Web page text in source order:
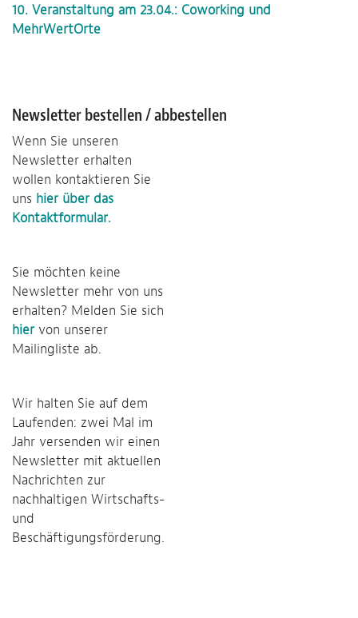
10. Veranstaltung am 23.04.: Coworking und
MehrWertOrte
Newsletter bestellen / abbestellen
Wenn Sie unseren
Newsletter erhalten
wollen kontaktieren Sie
uns hier über das
Kontaktformular.
Sie möchten keine
Newsletter mehr von uns
erhalten? Melden Sie sich
hier von unserer
Mailingliste ab.
Wir halten Sie auf dem
Laufenden: zwei Mal im
Jahr versenden wir einen
Newsletter mit aktuellen
Nachrichten zur
nachhaltigen Wirtschafts-
und
Beschäftigungsförderung.